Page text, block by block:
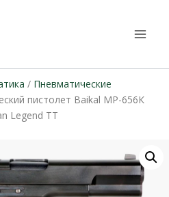
/ Пневматические
пистолет Baikal МР-656К
Legend TT